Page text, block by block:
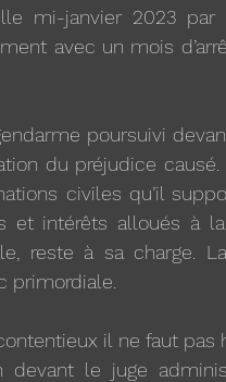
mi-janvier 2023 par
avec un mois
poursuivi
du préjudice
civiles qu’il
et intérêts alloués à
reste à sa charge.
primordiale.
il ne faut
devant le juge